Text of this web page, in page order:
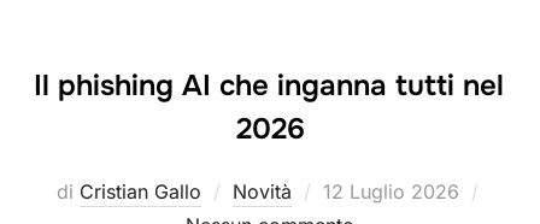
Il phishing AI che inganna tutti nel
2026
di Cristian Gallo Novità
Pubblicato
12 Luglio 2026